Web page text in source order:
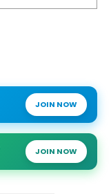
JOIN NOW
JOIN NOW